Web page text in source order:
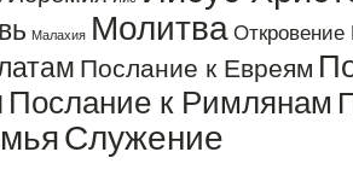
Малахия Молитва Откровение
Послание к Евреям
Послание к Римлянам
Служение